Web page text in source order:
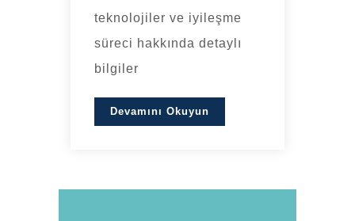
teknolojiler ve iyileşme
süreci hakkında detaylı
bilgiler
Devamını Okuyun